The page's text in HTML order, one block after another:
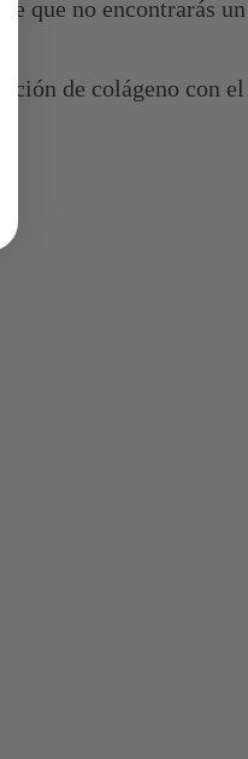
que no encontrarás
de colágeno con el